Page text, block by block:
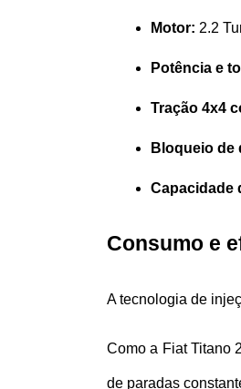
Motor: 2.2
Potência e
Tração 4x4
Bloqueio de
Capacidade
Consumo e
A tecnologia de
Como a Fiat Titano
de paradas